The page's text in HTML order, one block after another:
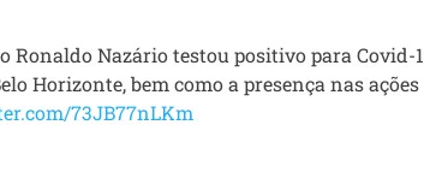
Ronaldo Nazário testou positivo para Covid-
Horizonte, bem como a presença nas ações
73JB77nLKm